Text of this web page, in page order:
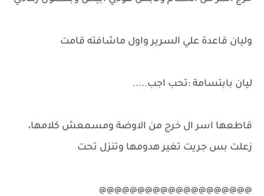
وليان قاعدة علي السرير واول ماشافته قامت
ليان بابتسامة :تحب اجب.....
قاطعها اسر ال خرج من الاوضة ومسمعش كلامها،
زعلت بس جريت تغير هدومها وتنزل تحت
@@@@@@@@@@@@@@@@@@@@